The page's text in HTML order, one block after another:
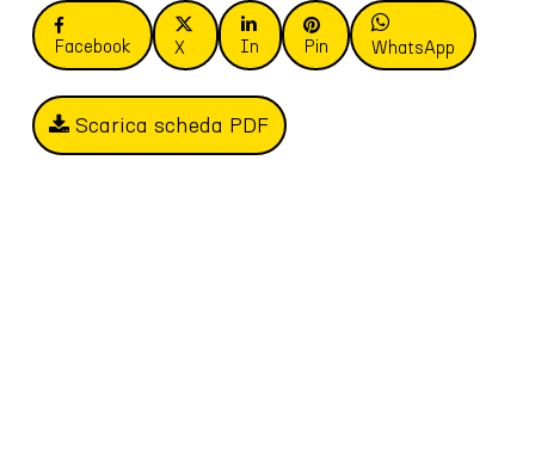
Facebook X In Pin WhatsApp
Scarica scheda PDF